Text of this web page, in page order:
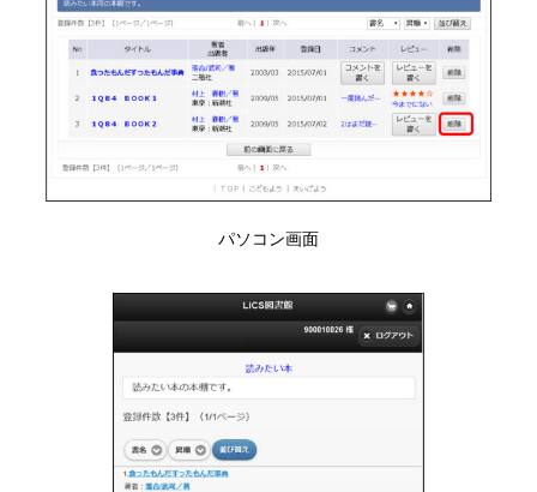
パソコン画面